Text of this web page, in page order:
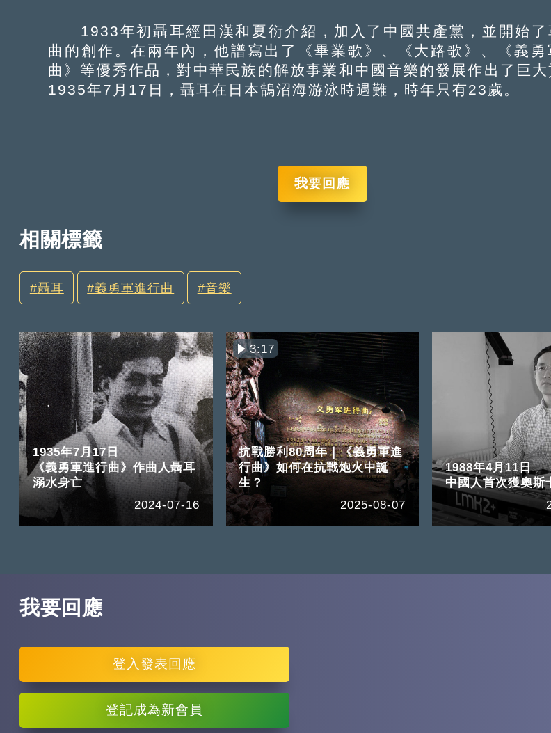
1933年初聶耳經田漢和夏衍介紹，加入了中國共產黨，並開始了
曲的創作。在兩年內，他譜寫出了《畢業歌》、《大路歌》、《義勇
曲》等優秀作品，對中華民族的解放事業和中國音樂的發展作出了巨大
1935年7月17日，聶耳在日本鵠沼海游泳時遇難，時年只有23歲。
我要回應
相關標籤
聶耳 義勇軍進行曲 音樂
1935年7月17日
《義勇軍進行曲》作曲人聶耳
溺水身亡
2024-07-16
3:17
抗戰勝利80周年｜《義勇軍進
行曲》如何在抗戰炮火中誕
生？
2025-08-07
1988年4月11日
中國人首次獲奧斯
我要回應
登入發表回應
登記成為新會員